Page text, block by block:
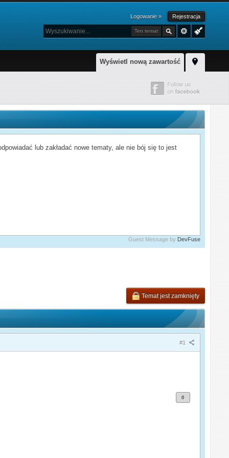
Logowanie » Rejestracja
Ten temat
Wyświetl nową zawartość
lub zakładać nowe tematy, ale nie bój się to jest
Guest Message by DevFuse
Temat jest zamknięty
#1
0